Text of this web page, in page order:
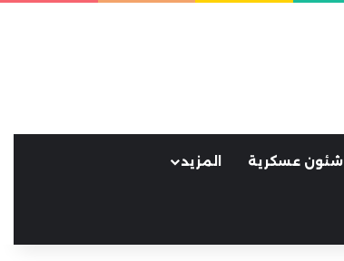
شئون عسكرية المزيد